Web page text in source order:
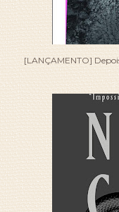
[LANÇAMENTO]